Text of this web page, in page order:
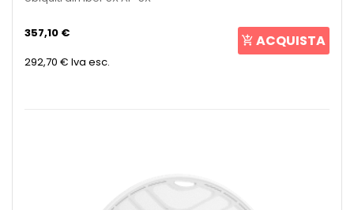
357,10 €
292,70 € Iva esc.
ACQUISTA